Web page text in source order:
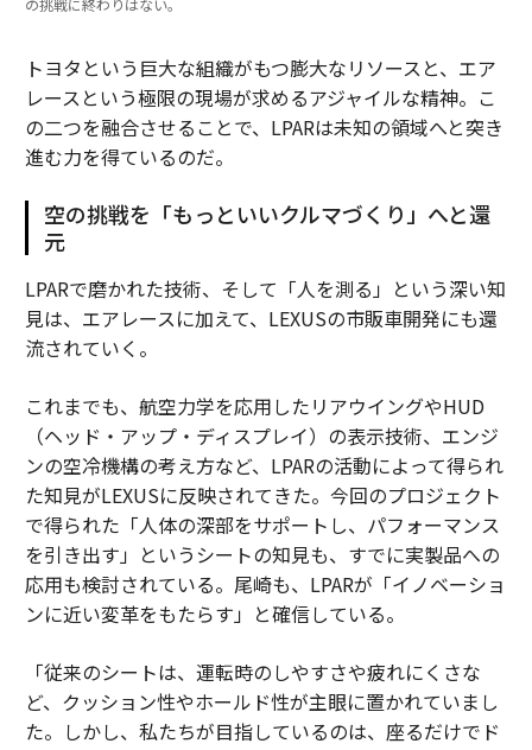
の挑戦に終わりはない。
トヨタという巨大な組織がもつ膨大なリソースと、エア
レースという極限の現場が求めるアジャイルな精神。こ
の二つを融合させることで、LPARは未知の領域へと突き
進む力を得ているのだ。
空の挑戦を「もっといいクルマづくり」へと還
元
LPARで磨かれた技術、そして「人を測る」という深い知
見は、エアレースに加えて、LEXUSの市販車開発にも還
流されていく。
これまでも、航空力学を応用したリアウイングやHUD
（ヘッド・アップ・ディスプレイ）の表示技術、エンジ
ンの空冷機構の考え方など、LPARの活動によって得られ
た知見がLEXUSに反映されてきた。今回のプロジェクト
で得られた「人体の深部をサポートし、パフォーマンス
を引き出す」というシートの知見も、すでに実製品への
応用も検討されている。尾崎も、LPARが「イノベーショ
ンに近い変革をもたらす」と確信している。
「従来のシートは、運転時のしやすさや疲れにくさな
ど、クッション性やホールド性が主眼に置かれていまし
た。しかし、私たちが目指しているのは、座るだけでド